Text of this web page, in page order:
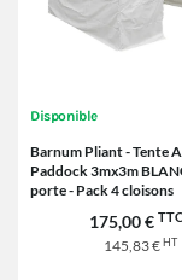
Disponible
Barnum Pliant - Tente
Paddock 3mx3m
porte - Pack 4 cloisons
175,00 € TTC
145,83 €HT